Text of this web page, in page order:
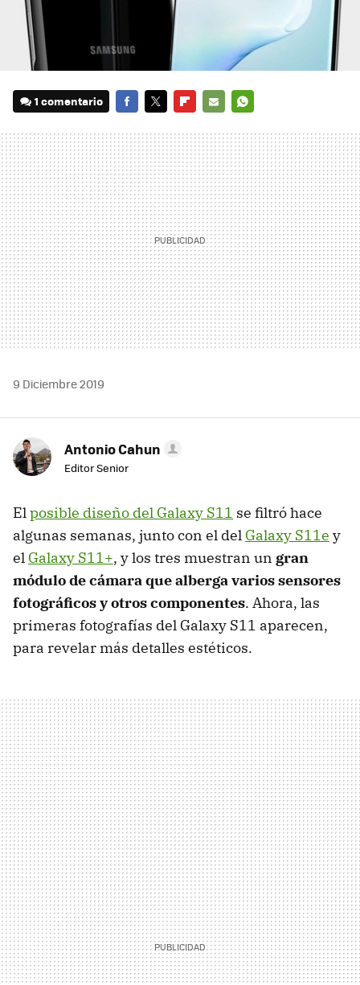
1 comentario
MAIL
9 Diciembre 2019
Antonio Cahun
Editor Senior
Elposible diseño del Galaxy S11 se filtró hace
algunas semanas, junto con el del Galaxy S11e y
el Galaxy S11+, y los tres muestran un gran
módulo de cámara que alberga varios sensores
fotográficos y otros componentes. Ahora, las
primeras fotografías del Galaxy S11 aparecen,
para revelar más detalles estéticos.